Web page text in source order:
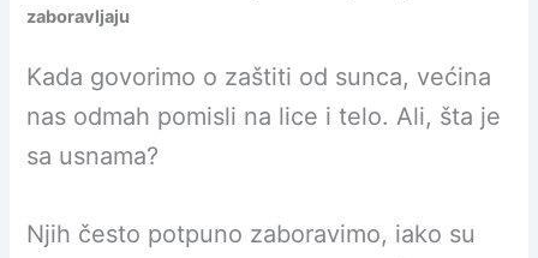
zaboravljaju
Kada govorimo o zaštiti od sunca, većina
nas odmah pomisli na lice i telo. Ali, šta je
sa usnama?
Njih često potpuno zaboravimo, iako su